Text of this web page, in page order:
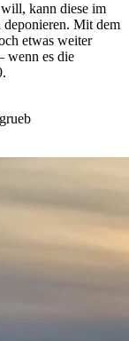
kann diese im
deponieren. Mit dem
etwas weiter
wenn es die